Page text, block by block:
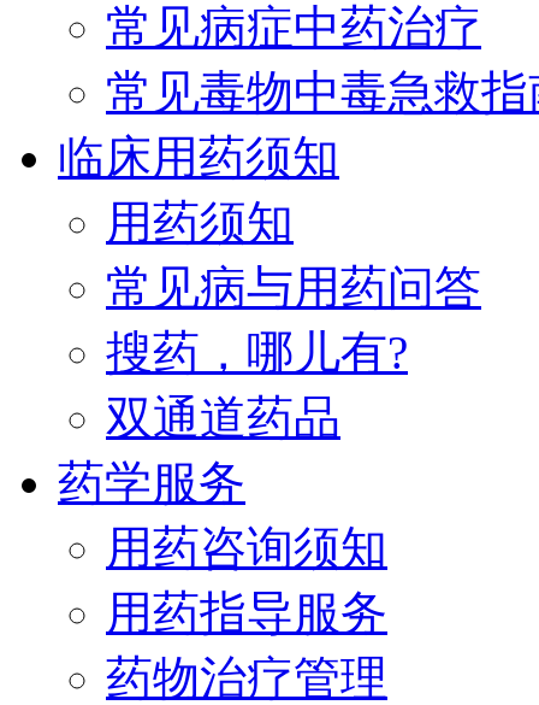
常见病症中药治疗
常见毒物中毒急救指
临床用药须知
用药须知
常见病与用药问答
搜药，哪儿有?
双通道药品
药学服务
用药咨询须知
用药指导服务
药物治疗管理